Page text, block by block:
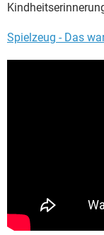
Spielzeug - Das